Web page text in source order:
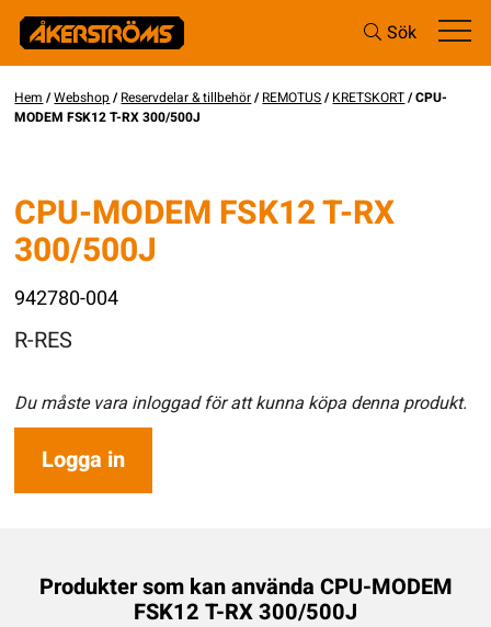
Sök
Hem /Webshop/Reservdelar & tillbehör/REMOTUS/KRETSKORT/ CPU-
MODEM FSK12 T-RX 300/500J
CPU-MODEM FSK12 T-RX
300/500J
942780-004
R-RES
Du måste vara inloggad för att kunna köpa denna produkt.
Logga in
Produkter som kan använda CPU-MODEM
FSK12 T-RX 300/500J